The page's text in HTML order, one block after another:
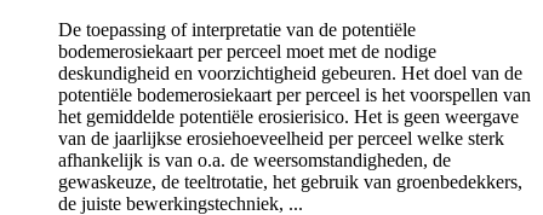
De toepassing of interpretatie van de potentiële
bodemerosiekaart per perceel moet met de nodige
deskundigheid en voorzichtigheid gebeuren. Het doel van de
potentiële bodemerosiekaart per perceel is het voorspellen van
het gemiddelde potentiële erosierisico. Het is geen weergave
van de jaarlijkse erosiehoeveelheid per perceel welke sterk
afhankelijk is van o.a. de weersomstandigheden, de
gewaskeuze, de teeltrotatie, het gebruik van groenbedekkers,
de juiste bewerkingstechniek, ...